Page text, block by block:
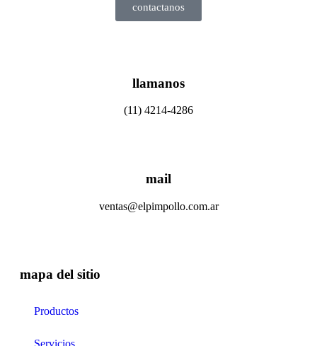
contactanos
llamanos
(11) 4214-4286
mail
ventas@elpimpollo.com.ar
mapa del sitio
Productos
Servicios